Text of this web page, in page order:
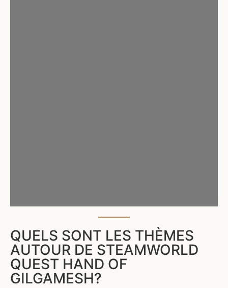
QUELS SONT LES THÈMES
AUTOUR DE STEAMWORLD
QUEST HAND OF
GILGAMESH?